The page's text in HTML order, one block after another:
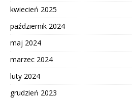
kwiecień 2025
październik 2024
maj 2024
marzec 2024
luty 2024
grudzień 2023